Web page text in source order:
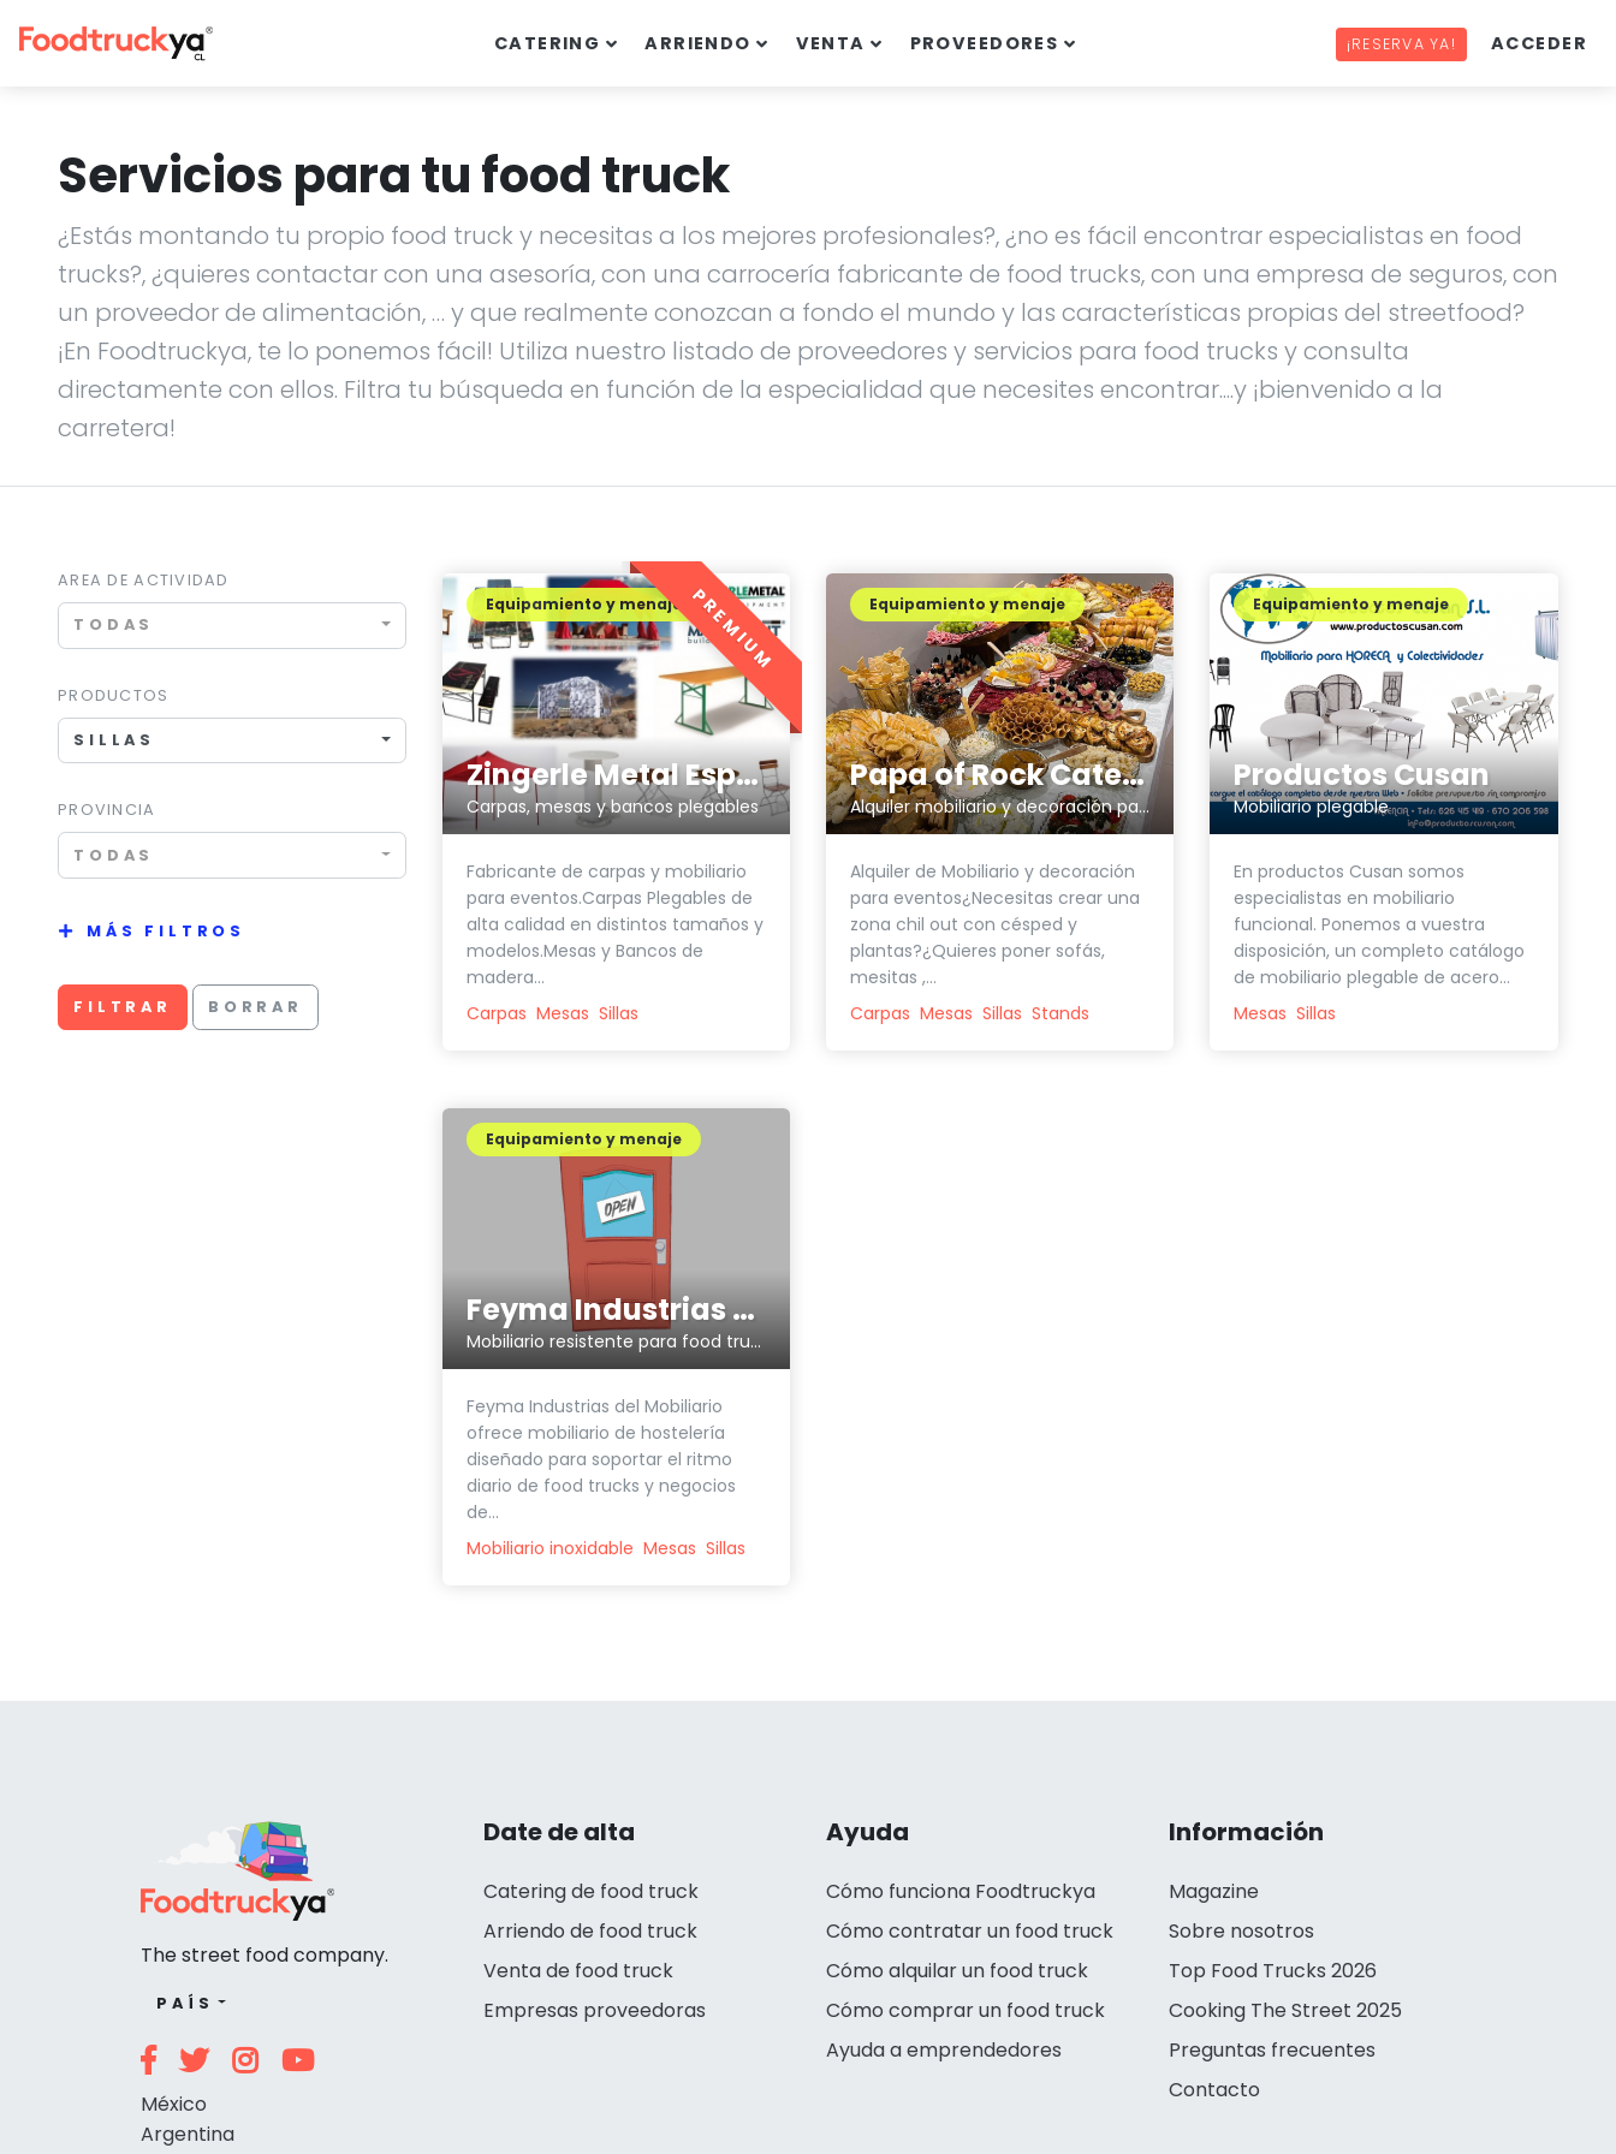
CATERING ARRIENDO VENTA PROVEEDORES ¡RESERVA YA! ACCEDER
Servicios para tu food truck
¿Estás montando tu propio food truck y necesitas a los mejores profesionales?, ¿no es fácil encontrar especialistas en food
trucks?, ¿quieres contactar con una asesoría, con una carrocería fabricante de food trucks, con una empresa de seguros, con
un proveedor de alimentación, … y que realmente conozcan a fondo el mundo y las características propias del streetfood?
¡En Foodtruckya, te lo ponemos fácil! Utiliza nuestro listado de proveedores y servicios para food trucks y consulta
directamente con ellos. Filtra tu búsqueda en función de la especialidad que necesites encontrar....y ¡bienvenido a la
carretera!
AREA DE ACTIVIDAD
TODAS
PRODUCTOS
SILLAS
PROVINCIA
TODAS
MÁS FILTROS
FILTRAR BORRAR
Zingerle Metal España
Carpas, mesas y bancos plegables
Equipamiento y menaje
Fabricante de carpas y mobiliario
para eventos.Carpas Plegables de
alta calidad en distintos tamaños y
modelos.Mesas y Bancos de
madera...
Carpas Mesas Sillas
PREMIUM
Papa of Rock Catering
Alquiler mobiliario y decoración para eventos
Equipamiento y menaje
Alquiler de Mobiliario y decoración
para eventos¿Necesitas crear una
zona chil out con césped y
plantas?¿Quieres poner sofás,
mesitas ,...
Carpas Mesas Sillas Stands
Productos Cusan
Mobiliario plegable
Equipamiento y menaje
En productos Cusan somos
especialistas en mobiliario
funcional. Ponemos a vuestra
disposición, un completo catálogo
de mobiliario plegable de acero...
Mesas Sillas
Feyma Industrias del Mobiliario
Mobiliario resistente para food trucks
Equipamiento y menaje
Feyma Industrias del Mobiliario
ofrece mobiliario de hostelería
diseñado para soportar el ritmo
diario de food trucks y negocios
de...
Mobiliario inoxidable Mesas Sillas
Date de alta
Catering de food truck
Arriendo de food truck
Venta de food truck
Empresas proveedoras
Ayuda
Cómo funciona Foodtruckya
Cómo contratar un food truck
Cómo alquilar un food truck
Cómo comprar un food truck
Ayuda a emprendedores
Información
Magazine
Sobre nosotros
Top Food Trucks 2026
Cooking The Street 2025
Preguntas frecuentes
Contacto
The street food company.
PAÍS
México
Argentina